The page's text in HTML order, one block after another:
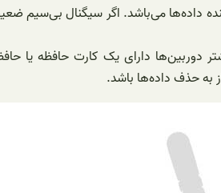
داده‌ها می‌باشد. اگر سیگنال بی‌سیم
دارای یک کارت حافظه یا
به حذف داده‌ها باشد.